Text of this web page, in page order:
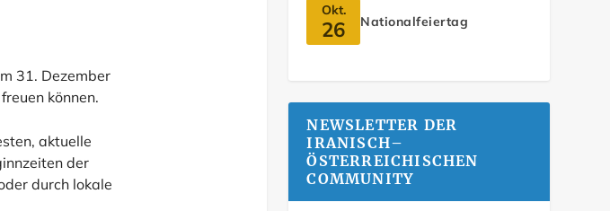
31. Dezember
können.
aktuelle
der
durch lokale
Okt.
26 Nationalfeiertag
NEWSLETTER DER
IRANISCH–
ÖSTERREICHISCHEN
COMMUNITY